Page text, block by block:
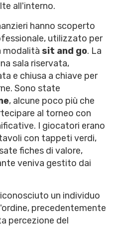
all'interno.
hanno scoperto
utilizzato per
modalità sit and go. La
sala riservata,
e chiusa a chiave per
Sono state
, alcune poco più che
al torneo con
I giocatori erano
con tappeti verdi,
fiches di valore,
veniva gestito dai
un individuo
precedentemente
percezione del